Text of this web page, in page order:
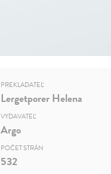
PREKLADATEĽ
Lergetporer Helena
VYDAVATEĽ
Argo
POČET STRÁN
532